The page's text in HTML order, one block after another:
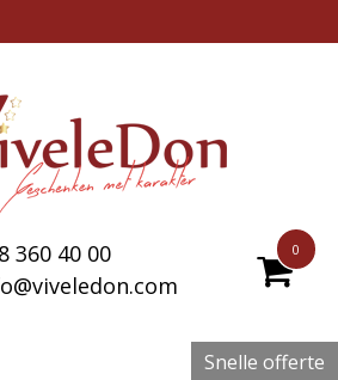
0
360 40 00
Snelle offerte